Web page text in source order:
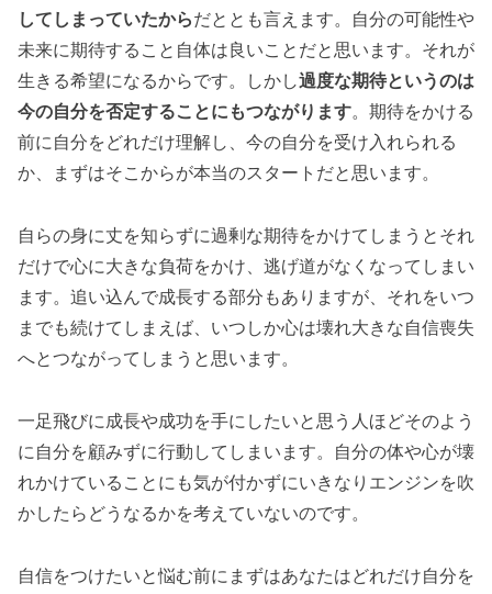
してしまっていたからだととも言えます。自分の可能性や
未来に期待すること自体は良いことだと思います。それが
生きる希望になるからです。しかし過度な期待というのは
今の自分を否定することにもつながります。期待をかける
前に自分をどれだけ理解し、今の自分を受け入れられる
か、まずはそこからが本当のスタートだと思います。
自らの身に丈を知らずに過剰な期待をかけてしまうとそれ
だけで心に大きな負荷をかけ、逃げ道がなくなってしまい
ます。追い込んで成長する部分もありますが、それをいつ
までも続けてしまえば、いつしか心は壊れ大きな自信喪失
へとつながってしまうと思います。
一足飛びに成長や成功を手にしたいと思う人ほどそのよう
に自分を顧みずに行動してしまいます。自分の体や心が壊
れかけていることにも気が付かずにいきなりエンジンを吹
かしたらどうなるかを考えていないのです。
自信をつけたいと悩む前にまずはあなたはどれだけ自分を